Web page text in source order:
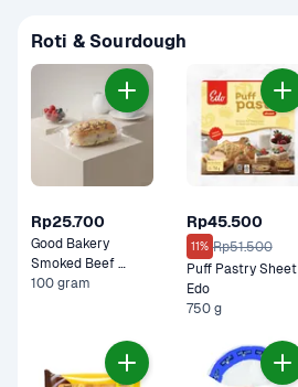
Roti & Sourdough
Rp25.700
Good Bakery
Smoked Beef
Cheese Sourdough
100 gram
Rp45.500
11% Rp51.500
Puff Pastry Sheet
Edo
750 g